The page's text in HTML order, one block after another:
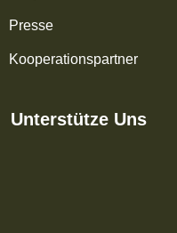
Presse
Kooperationspartner
Unterstütze Uns